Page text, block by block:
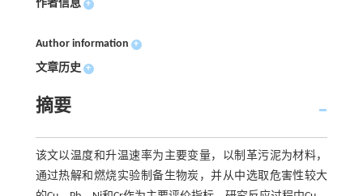
作者信息 +
Author information +
文章历史 +
摘要
该文以温度和升温速率为主要变量，以制革污泥为材料，
通过热解和燃烧实验制备生物炭，并从中选取危害性较大